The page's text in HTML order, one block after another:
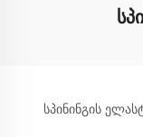
სპინინგის